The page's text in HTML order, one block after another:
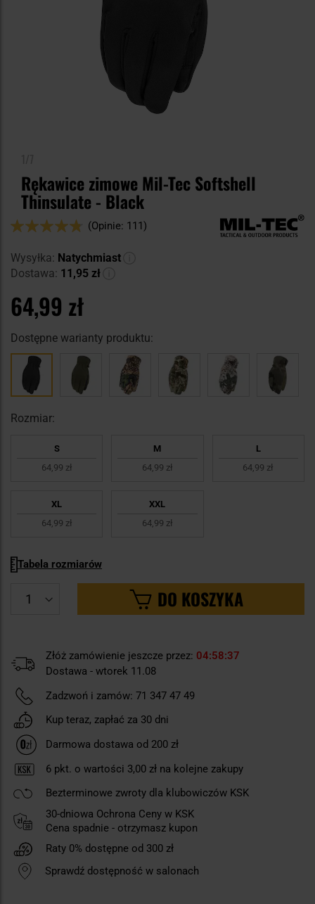
Rękawice zimowe Mil-Tec Softshell
Thinsulate - Black
Ocena:
(Opinie: 111)
Wysyłka: Natychmiast
Dostawa: 11,95 zł
64,99 zł
Dostępne warianty produktu:
Rozmiar:
S
64,99 zł
M
64,99 zł
L
64,99 zł
XL
64,99 zł
XXL
64,99 zł
Tabela rozmiarów
DO KOSZYKA
Złóż zamówienie jeszcze przez: 04 58 36
Dostawa - wtorek 11.08
Zadzwoń i zamów: 71 347 47 49
Kup teraz, zapłać za 30 dni
Darmowa dostawa od 200 zł
6 pkt. o wartości 3,00 zł na kolejne zakupy
Bezterminowe zwroty dla klubowiczów KSK
30-dniowa Ochrona Ceny w KSK
Cena spadnie - otrzymasz kupon
Raty 0% dostępne od 300 zł
Sprawdź dostępność w salonach